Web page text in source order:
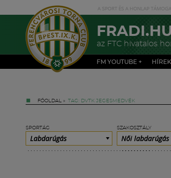
az FTC hivatalos
FM YOUTUBE + HÍREK
FŐOLDAL » TAG: DVTK JEGESMEDVÉK
SPORTÁG
Labdarúgás
SZAKOSZTÁLY
Női labdarúgás